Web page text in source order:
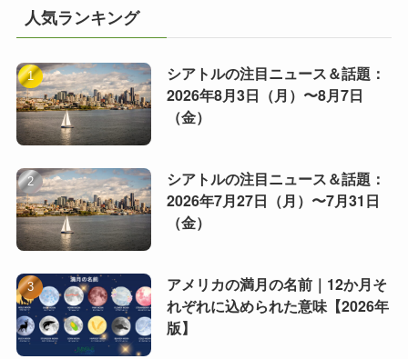
人気ランキング
シアトルの注目ニュース＆話題：
2026年8月3日（月）〜8月7日
（金）
シアトルの注目ニュース＆話題：
2026年7月27日（月）〜7月31日
（金）
アメリカの満月の名前｜12か月そ
れぞれに込められた意味【2026年
版】